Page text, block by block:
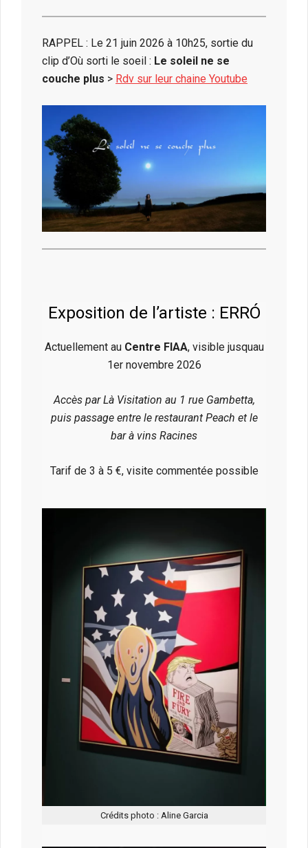
RAPPEL : Le 21 juin 2026 à 10h25, sortie du
clip d’Où sorti le soeil : Le soleil ne se
couche plus > Rdv sur leur chaine Youtube
Exposition de l’artiste : ERRÓ
Actuellement au Centre FIAA, visible jusquau
1er novembre 2026
Accès par Là Visitation au 1 rue Gambetta,
puis passage entre le restaurant Peach et le
bar à vins Racines
Tarif de 3 à 5 €, visite commentée possible
Crédits photo : Aline Garcia